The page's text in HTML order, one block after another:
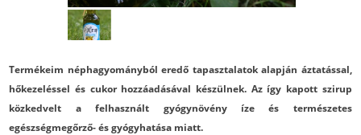
Termékeim néphagyományból eredő tapasztalatok alapján áztatással,
hőkezeléssel és cukor hozzáadásával készülnek. Az így kapott szirup
közkedvelt a felhasznált gyógynövény íze és természetes
egészségmegőrző- és gyógyhatása miatt.